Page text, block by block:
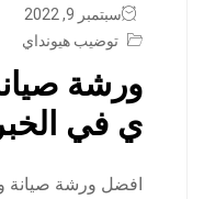
سبتمبر 9, 2022
توضيب هيونداي
ورشة
ي في
افضل ورشة صيانة